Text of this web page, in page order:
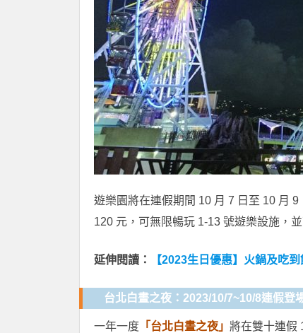
遊樂園將在連假期間 10 月 7 日至 10 月 9
120 元，可無限暢玩 1-13 號遊樂設施，
延伸閱讀： 【2023生日優惠】火鍋及吃
台北白晝之夜：2023/10/7~10/8連假登
一年一度 「台北白晝之夜」 將在雙十連假